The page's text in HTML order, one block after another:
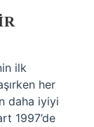
ilk
her
daha iyiyi
1997’de